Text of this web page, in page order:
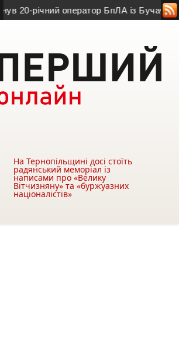
річний оператор БпЛА із Бучаччини •
На Тернопільщині досі стоїть
радянський меморіал із
написами про «Велику
Вітчизняну» та «буржуазних
націоналістів»